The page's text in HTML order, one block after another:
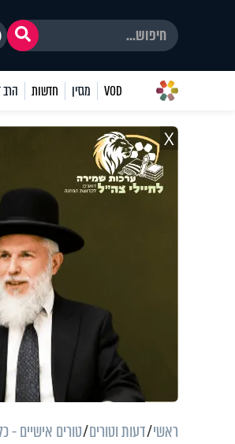
VOD מגזין חדשות הרב
X
ראשי דעות וטורים טורים אישיים -